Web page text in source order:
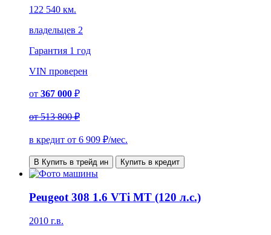
122 540 км.
владельцев 2
Гарантия 1 год
VIN проверен
от 367 000 ₽
от513 800 ₽
в кредит от 6 909 ₽/мес.
В Купить в трейд ин Купить в кредит
Peugeot 308 1.6 VTi MT (120 л.с.)
2010 г.в.